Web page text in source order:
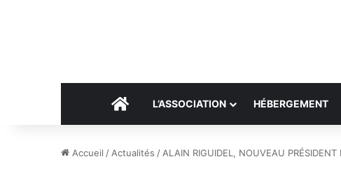
AccueilL’ASSOCIATION HÉBERGEMENT
Accueil / Actualités / ALAIN RIGUIDEL, NOUVEAU PRÉSIDENT